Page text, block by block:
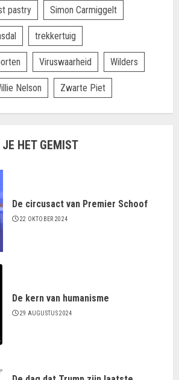
pastry Simon Carmiggelt
trekkertuig
Viruswaarheid Wilders
Nelson Zwarte Piet
HET GEMIST
De circusact van Premier Schoof
22 OKTOBER 2024
De kern van humanisme
29 AUGUSTUS 2024